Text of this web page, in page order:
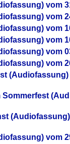
vom
vom
vom
vom
vom
vom
(Audiofassung)
Sommerfest
vom